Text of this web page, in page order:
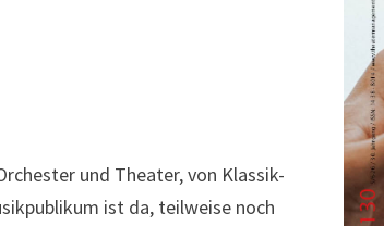
und Theater, von Klassik-
ist da, teilweise noch